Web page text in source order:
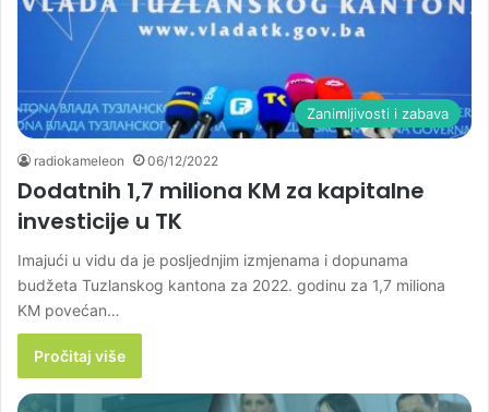
Zanimljivosti i zabava
radiokameleon 06/12/2022
Dodatnih 1,7 miliona KM za kapitalne
investicije u TK
Imajući u vidu da je posljednjim izmjenama i dopunama
budžeta Tuzlanskog kantona za 2022. godinu za 1,7 miliona
KM povećan…
Pročitaj više